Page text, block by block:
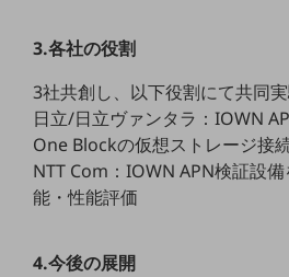
IT用語集
サービス・ソリューション
課題やニーズに合ったサービスをご紹介し、
中堅中小企業のビジネスをサポート！
お悩みから見つける
お悩みから見つけるTOP
3.各社の役割
3社共創し、以下役割にて共同実
日立/日立ヴァンタラ：IOWN
One Blockの仮想ストレージ接
NTT Com：IOWN APN検証設
能・性能評価
4.今後の展開